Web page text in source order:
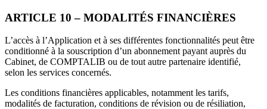
ARTICLE 10 – MODALITÉS FINANCIÈRES
L’accès à l’Application et à ses différentes fonctionnalités peut être
conditionné à la souscription d’un abonnement payant auprès du
Cabinet, de COMPTALIB ou de tout autre partenaire identifié,
selon les services concernés.
Les conditions financières applicables, notamment les tarifs,
modalités de facturation, conditions de révision ou de résiliation,